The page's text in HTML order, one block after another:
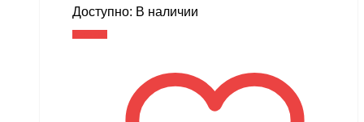
Доступно: В наличии